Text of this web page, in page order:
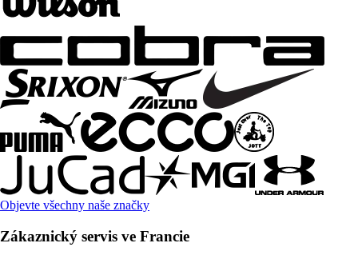
Objevte všechny naše značky
Zákaznický servis ve Francie